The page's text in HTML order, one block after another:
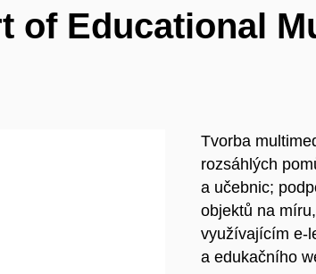
of Educational
Tvorba
rozsáhlých
a učebnic;
objektů na
využívajícím e-
a edukačního